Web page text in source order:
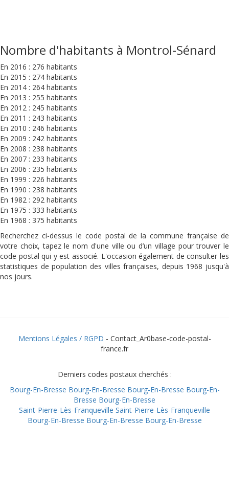
Nombre d'habitants à Montrol-Sénard
En 2016 : 276 habitants
En 2015 : 274 habitants
En 2014 : 264 habitants
En 2013 : 255 habitants
En 2012 : 245 habitants
En 2011 : 243 habitants
En 2010 : 246 habitants
En 2009 : 242 habitants
En 2008 : 238 habitants
En 2007 : 233 habitants
En 2006 : 235 habitants
En 1999 : 226 habitants
En 1990 : 238 habitants
En 1982 : 292 habitants
En 1975 : 333 habitants
En 1968 : 375 habitants
Recherchez ci-dessus le code postal de la commune française de
votre choix, tapez le nom d'une ville ou d’un village pour trouver le
code postal qui y est associé. L'occasion également de consulter les
statistiques de population des villes françaises, depuis 1968 jusqu'à
nos jours.
Mentions Légales / RGPD - Contact_Ar0base-code-postal-
france.fr
Derniers codes postaux cherchés :
Bourg-En-Bresse Bourg-En-Bresse Bourg-En-Bresse Bourg-En-
Bresse Bourg-En-Bresse
Saint-Pierre-Lès-Franqueville Saint-Pierre-Lès-Franqueville
Bourg-En-Bresse Bourg-En-Bresse Bourg-En-Bresse